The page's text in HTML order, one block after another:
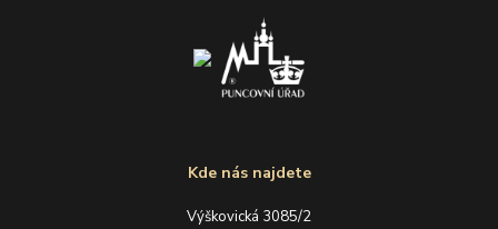
Kde nás najdete
Výškovická 3085/2